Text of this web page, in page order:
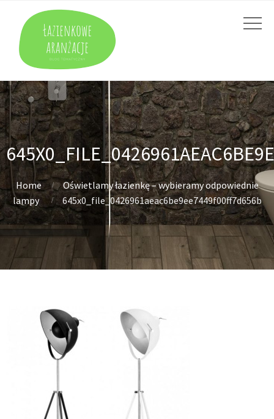
Home
Oświetlamy łazienkę – wybieramy odpowiednie
lampy
645x0_file_0426961aeac6be9ee7449f00ff7d656b